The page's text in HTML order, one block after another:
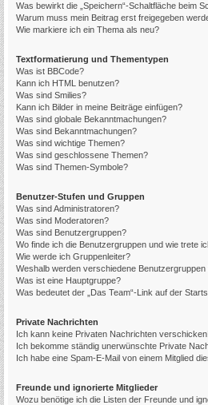
Was bewirkt die „Speichern“-Schaltfläche beim
Warum muss mein Beitrag erst freigegeben
Wie markiere ich ein Thema als neu?
Textformatierung und Thementypen
Was ist BBCode?
Kann ich HTML benutzen?
Was sind Smilies?
Kann ich Bilder in meine Beiträge einfügen?
Was sind globale Bekanntmachungen?
Was sind Bekanntmachungen?
Was sind wichtige Themen?
Was sind geschlossene Themen?
Was sind Themen-Symbole?
Benutzer-Stufen und Gruppen
Was sind Administratoren?
Was sind Moderatoren?
Was sind Benutzergruppen?
Wo finde ich die Benutzergruppen und wie trete
Wie werde ich Gruppenleiter?
Weshalb werden verschiedene Benutzergruppen
Was ist eine Hauptgruppe?
Was bedeutet der „Das Team“-Link auf der
Private Nachrichten
Ich kann keine Privaten Nachrichten verschicken!
Ich bekomme ständig unerwünschte Private
Ich habe eine Spam-E-Mail von einem Mitglied
Freunde und ignorierte Mitglieder
Wozu benötige ich die Listen der Freunde und